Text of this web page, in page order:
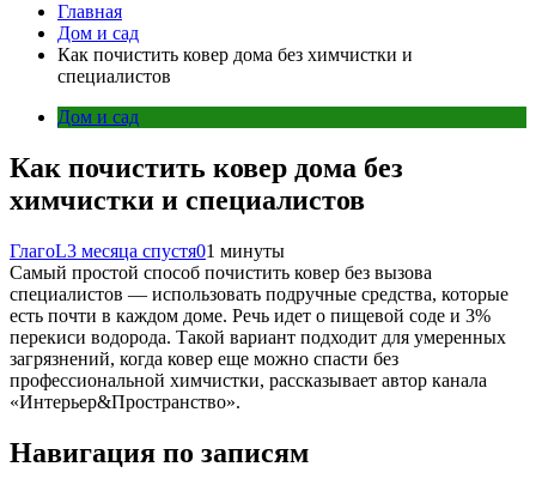
Главная
Дом и сад
Как почистить ковер дома без химчистки и
специалистов
Дом и сад
Как почистить ковер дома без
химчистки и специалистов
ГлагоL3 месяца спустя01 минуты
Самый простой способ почистить ковер без вызова
специалистов — использовать подручные средства, которые
есть почти в каждом доме. Речь идет о пищевой соде и 3%
перекиси водорода. Такой вариант подходит для умеренных
загрязнений, когда ковер еще можно спасти без
профессиональной химчистки, рассказывает автор канала
«Интерьер&Пространство».
Навигация по записям